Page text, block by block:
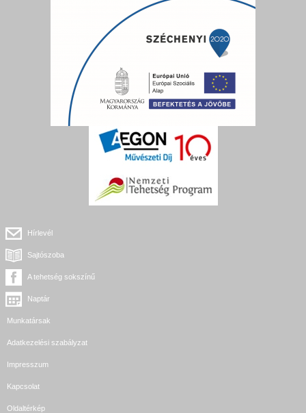
Hírlevél
Sajtószoba
A tehetség sokszínű
Naptár
Munkatársak
Adatkezelési szabályzat
Impresszum
Kapcsolat
Oldaltérkép